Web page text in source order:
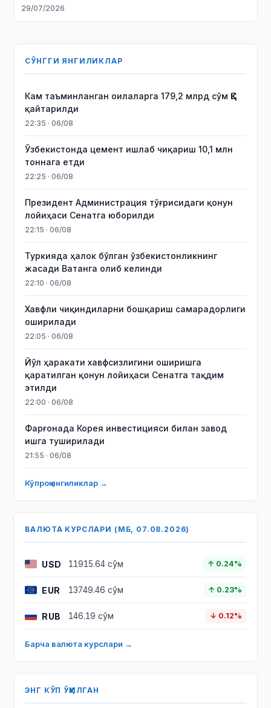
29/07/2026
СЎНГГИ ЯНГИЛИКЛАР
Кам таъминланган оилаларга 179,2 млрд сўм ҚҚС
қайтарилди
22:35 · 06/08
Ўзбекистонда цемент ишлаб чиқариш 10,1 млн
тоннага етди
22:25 · 06/08
Президент Администрация тўғрисидаги қонун
лойиҳаси Сенатга юборилди
22:15 · 06/08
Туркияда ҳалок бўлган ўзбекистонликнинг
жасади Ватанга олиб келинди
22:10 · 06/08
Хавфли чиқиндиларни бошқариш самарадорлиги
оширилади
22:05 · 06/08
Йўл ҳаракати хавфсизлигини оширишга
қаратилган қонун лойиҳаси Сенатга тақдим
этилди
22:00 · 06/08
Фарғонада Корея инвестицияси билан завод
ишга туширилади
21:55 · 06/08
Кўпроқ янгиликлар →
ВАЛЮТА КУРСЛАРИ (МБ, 07.08.2026)
USD 11915.64 сўм ↑ 0.24%
EUR 13749.46 сўм ↑ 0.23%
RUB 146.19 сўм ↓ 0.12%
Барча валюта курслари →
ЭНГ КЎП ЎҚИЛГАН